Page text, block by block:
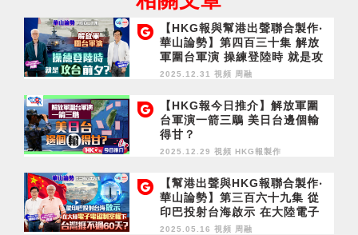
【HKG報與幫港出聲聯合製作‧
華山論勢】第四百三十集 解放
軍圍台軍演 操練登陸時 就是攻
台前夕？
2025.12.31 視頻 周融
【HKG報今日推介】解放軍圍
台軍演一箭三鵰 美日台邊個輸
得甘？
2025.12.29 視頻 HKG報製作
【幫港出聲與HKG報聯合製作‧
華山論勢】第三百六十九集 從
印巴投射台海啟示 在大陸電子
電磁制空權下 台灣捱不過60
2025.05.16 視頻 周融